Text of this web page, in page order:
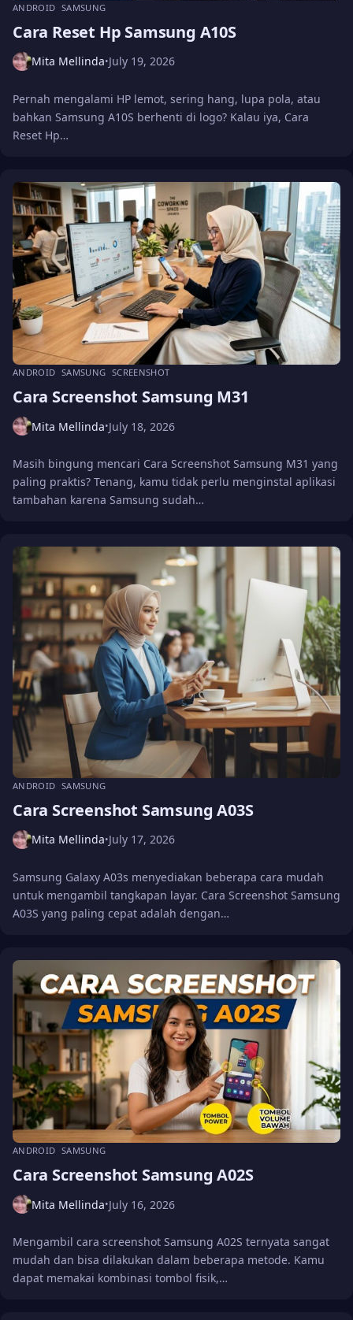
ANDROID SAMSUNG
Cara Reset Hp Samsung A10S
Mita Mellinda•July 19, 2026
Pernah mengalami HP lemot, sering hang, lupa pola, atau
bahkan Samsung A10S berhenti di logo? Kalau iya, Cara
Reset Hp…
ANDROID SAMSUNG SCREENSHOT
Cara Screenshot Samsung M31
Mita Mellinda•July 18, 2026
Masih bingung mencari Cara Screenshot Samsung M31 yang
paling praktis? Tenang, kamu tidak perlu menginstal aplikasi
tambahan karena Samsung sudah…
ANDROID SAMSUNG
Cara Screenshot Samsung A03S
Mita Mellinda•July 17, 2026
Samsung Galaxy A03s menyediakan beberapa cara mudah
untuk mengambil tangkapan layar. Cara Screenshot Samsung
A03S yang paling cepat adalah dengan…
ANDROID SAMSUNG
Cara Screenshot Samsung A02S
Mita Mellinda•July 16, 2026
Mengambil cara screenshot Samsung A02S ternyata sangat
mudah dan bisa dilakukan dalam beberapa metode. Kamu
dapat memakai kombinasi tombol fisik,…